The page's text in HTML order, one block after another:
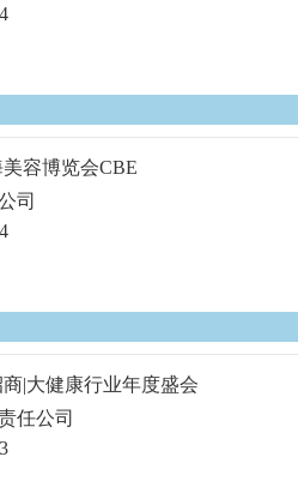
容博览会CBE
司
|大健康行业年度盛会
任公司